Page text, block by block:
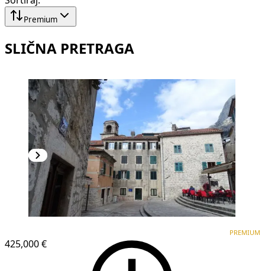
Premium
SLIČNA PRETRAGA
425,000 €
PREMIUM